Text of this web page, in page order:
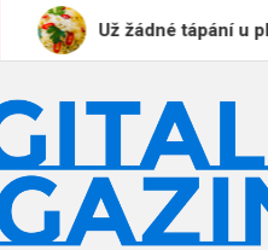
Už žádné tápání u plotny: